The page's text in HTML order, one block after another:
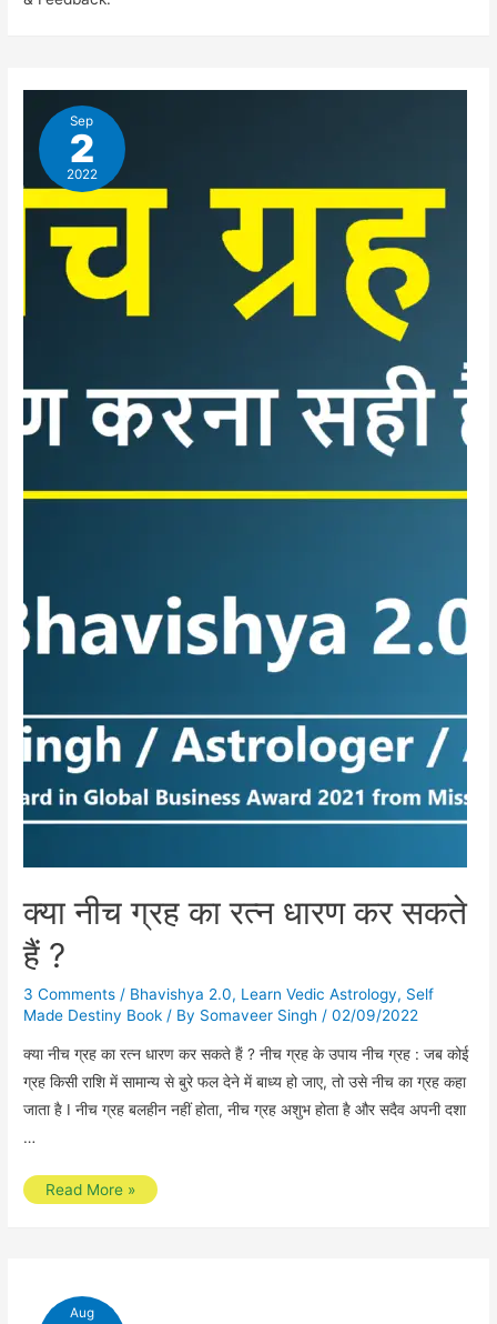
Sep
2
2022
क्या नीच ग्रह का रत्न धारण कर सकते
हैं ?
3 Comments / Bhavishya 2.0, Learn Vedic Astrology, Self
Made Destiny Book / By Somaveer Singh /02/09/2022
क्या नीच ग्रह का रत्न धारण कर सकते हैं ? नीच ग्रह के उपाय नीच ग्रह : जब कोई
ग्रह किसी राशि में सामान्य से बुरे फल देने में बाध्य हो जाए, तो उसे नीच का ग्रह कहा
जाता है I नीच ग्रह बलहीन नहीं होता, नीच ग्रह अशुभ होता है और सदैव अपनी दशा
…
क्या
रत्न
Read More »
Aug